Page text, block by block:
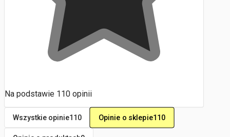
Na podstawie 110 opinii
Wszystkie opinie110 Opinie o sklepie110